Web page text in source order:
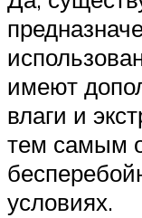
имеют
влаги и
тем самым
условиях.